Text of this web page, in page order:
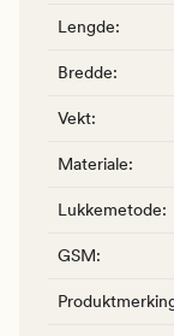
Lengde:
Bredde:
Vekt:
Materiale:
Lukkemetode:
GSM: